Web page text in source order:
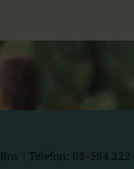
Bro | Telefon: 08-584 222